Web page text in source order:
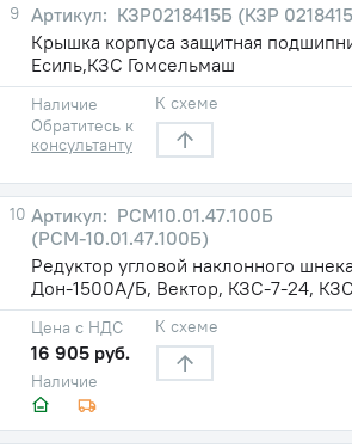
9
КЗР0218415Б (КЗР
Крышка корпуса защитная
Есиль,КЗС Гомсельмаш
Наличие
Обратитесь к
консультанту
К схеме
10
РСМ10.01.47.100Б
(РСМ-10.01.47.100Б)
Редуктор угловой наклонного
Дон-1500А/Б, Вектор, КЗС-7-24,
Наличие
Цена с НДС
16 905 руб.
К схеме